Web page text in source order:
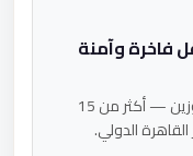
فاخرة وآمنة
فريق خبراء النقل الفاخر في فالكون ليموزين — أكثر من 15
الدولي.